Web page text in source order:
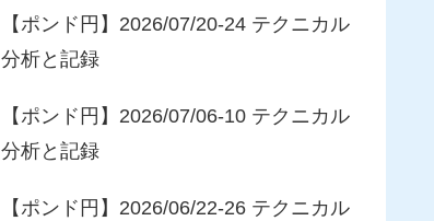
【ポンド円】2026/07/20-24 テクニカル
分析と記録
【ポンド円】2026/07/06-10 テクニカル
分析と記録
【ポンド円】2026/06/22-26 テクニカル